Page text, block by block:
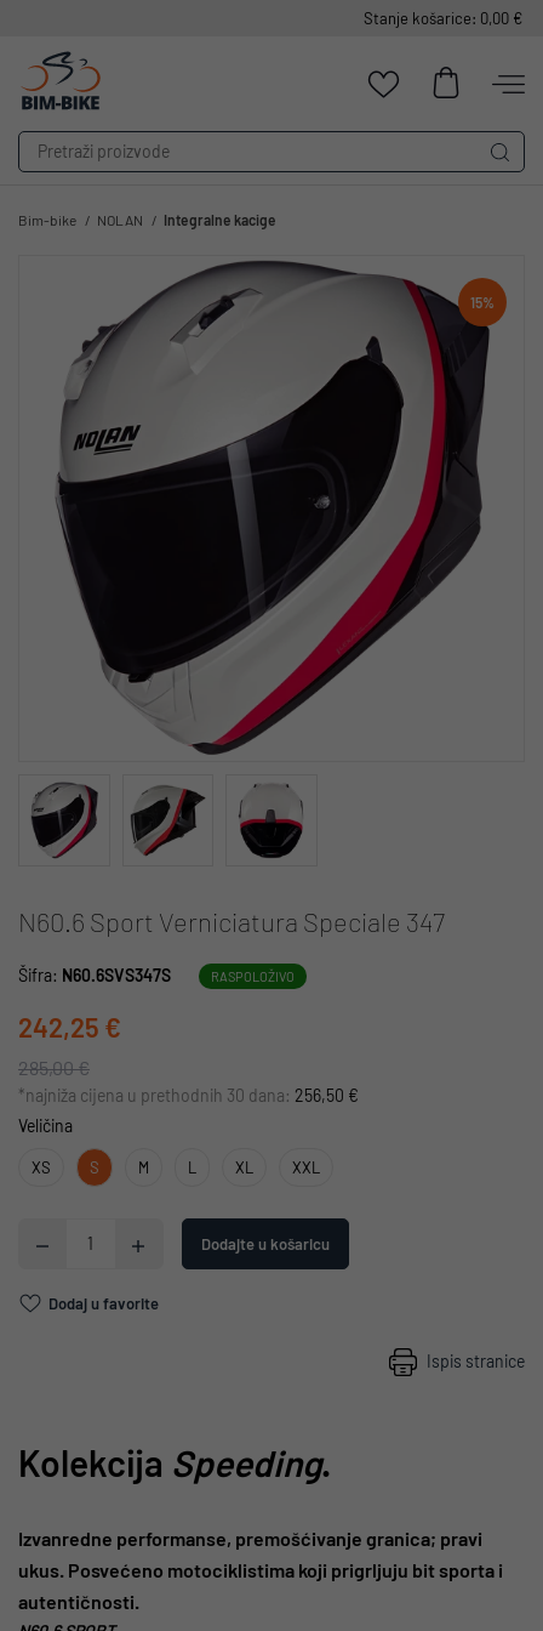
Stanje košarice: 0,00 €
Bim-bike NOLAN Integralne kacige
15%
N60.6 Sport Verniciatura Speciale 347
Šifra: N60.6SVS347S RASPOLOŽIVO
242,25 €
285,00 €
*najniža cijena u prethodnih 30 dana: 256,50 €
Veličina
XS S M L XL XXL
Dodajte u košaricu
Dodaj u favorite
Ispis stranice
Kolekcija Speeding.
Izvanredne performanse, premošćivanje granica; pravi
ukus. Posvećeno motociklistima koji prigrljuju bit sporta i
autentičnosti.